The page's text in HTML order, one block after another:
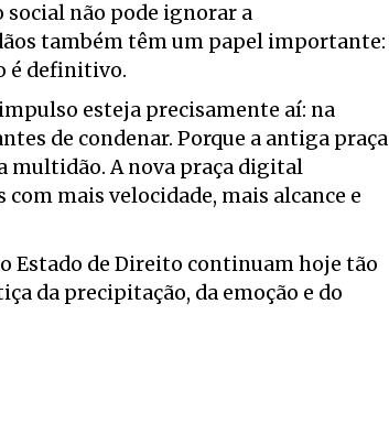
social não pode ignorar a
também têm um papel importante:
é definitivo.
esteja precisamente aí: na
de condenar. Porque a antiga praça
multidão. A nova praça digital
mais velocidade, mais alcance e
Estado de Direito continuam hoje tão
da precipitação, da emoção e do